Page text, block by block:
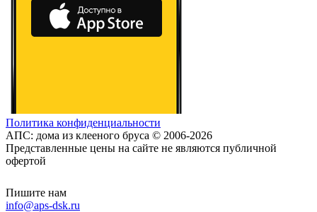
Политика конфиденциальности
АПС: дома из клееного бруса © 2006-2026
Представленные цены на сайте не являются публичной
офертой
Пишите нам
info@aps-dsk.ru